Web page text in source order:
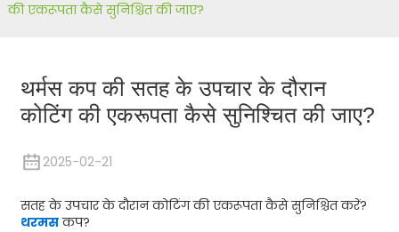
की एकरूपता कैसे सुनिश्चित की जाए?
थर्मस कप की सतह के उपचार के दौरान
कोटिंग की एकरूपता कैसे सुनिश्चित की जाए?
2025-02-21
सतह के उपचार के दौरान कोटिंग की एकरूपता कैसे सुनिश्चित करें?
थरमसकप?